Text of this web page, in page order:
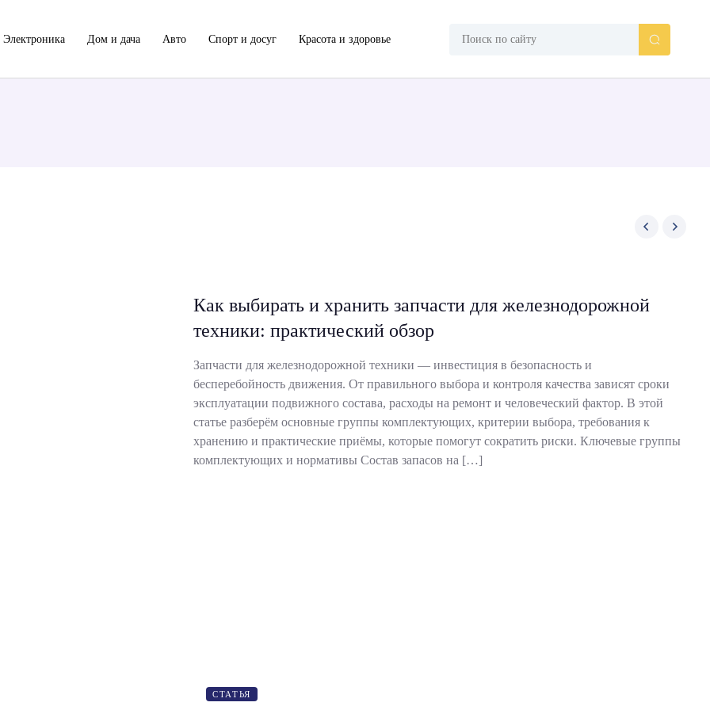
Электроника Дом и дача Авто Спорт и досуг Красота и здоровье
Как выбирать и хранить запчасти для железнодорожной
техники: практический обзор
Запчасти для железнодорожной техники — инвестиция в безопасность и
бесперебойность движения. От правильного выбора и контроля качества зависят сроки
эксплуатации подвижного состава, расходы на ремонт и человеческий фактор. В этой
статье разберём основные группы комплектующих, критерии выбора, требования к
хранению и практические приёмы, которые помогут сократить риски. Ключевые группы
комплектующих и нормативы Состав запасов на […]
СТАТЬЯ